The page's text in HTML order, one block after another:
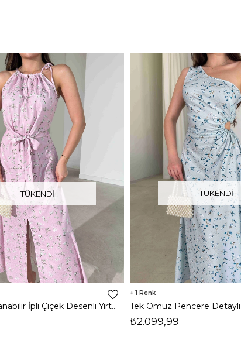
TÜKENDI
Yakası Ayarlanabilir İpli Çiçek Desenli Yırtmaçlı Maxi Pembe Anahi Kadın Elbise 26Y330
TÜKENDI
1
₺2.099,99